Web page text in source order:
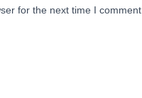
for the next time I comment.